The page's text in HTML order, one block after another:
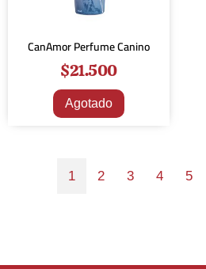
CanAmor Perfume Canino
$21.500
Agotado
1 2 3 4 5